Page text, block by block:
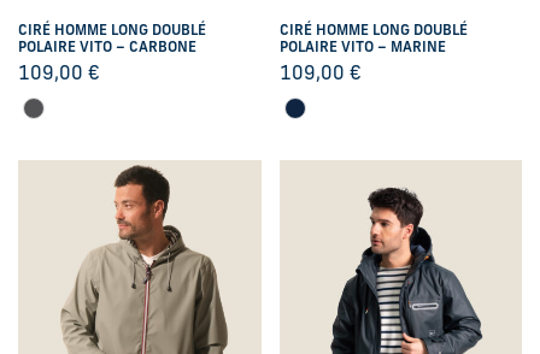
CIRÉ HOMME LONG DOUBLÉ
POLAIRE VITO – CARBONE
109,00 €
CIRÉ HOMME LONG DOUBLÉ
POLAIRE VITO – MARINE
109,00 €